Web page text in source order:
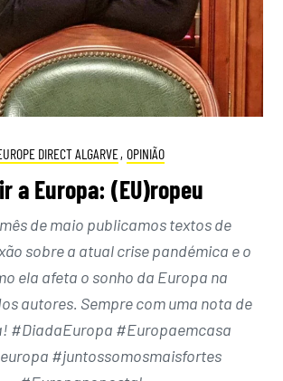
DIRECT ALGARVE, OPINIÃO
a Europa: (EU)ropeu
de maio publicamos textos de
sobre a atual crise pandémica e o
ela afeta o sonho da Europa na
autores. Sempre com uma nota de
#DiadaEuropa #Europaemcasa
#juntossomosmaisfortes